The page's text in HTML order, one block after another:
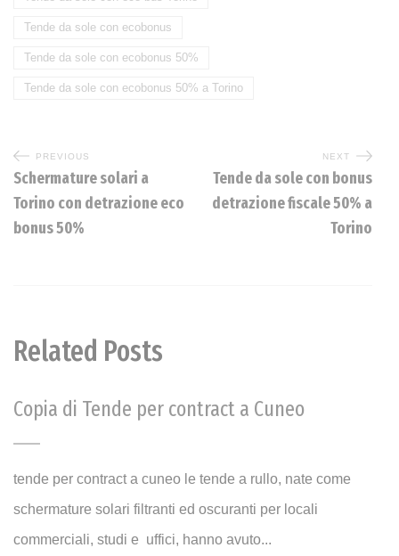
Tende da sole con ecobonus
Tende da sole con ecobonus 50%
Tende da sole con ecobonus 50% a Torino
PREVIOUS
Schermature solari a
Torino con detrazione eco
bonus 50%
NEXT
Tende da sole con bonus
detrazione fiscale 50% a
Torino
Related Posts
Copia di Tende per contract a Cuneo
tende per contract a cuneo le tende a rullo, nate come
schermature solari filtranti ed oscuranti per locali
commerciali, studi e uffici, hanno avuto...